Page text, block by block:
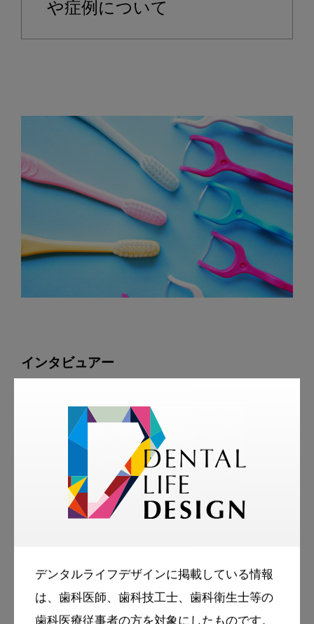
デンタルライフデザインに掲載している情報
は、歯科医師、歯科技工士、歯科衛生士等の
や症例について
』などの口腔ケア製品を実際に患者さんに
使ってもらって、どんな変化がありました
んが、おすすめした口腔ケアグッズを使うこ
とによって、唾液がサラサラになったケース